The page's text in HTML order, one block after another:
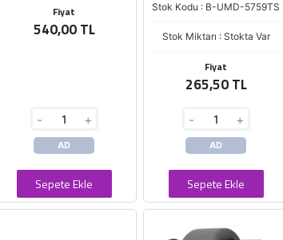
Fiyat
540,00 TL
- +
AD
Sepete Ekle
Stok Kodu : B-UMD-5759TS
Stok Miktarı : Stokta Var
Fiyat
265,50 TL
- +
AD
Sepete Ekle